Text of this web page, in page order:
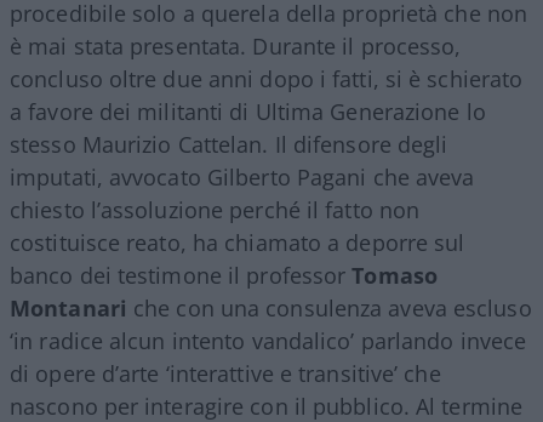
procedibile solo a querela della proprietà che non
è mai stata presentata. Durante il processo,
concluso oltre due anni dopo i fatti, si è schierato
a favore dei militanti di Ultima Generazione lo
stesso Maurizio Cattelan. Il difensore degli
imputati, avvocato Gilberto Pagani che aveva
chiesto l’assoluzione perché il fatto non
costituisce reato, ha chiamato a deporre sul
banco dei testimone il professorTomaso
Montanari che con una consulenza aveva escluso
‘in radice alcun intento vandalico’ parlando invece
di opere d’arte ‘interattive e transitive’ che
nascono per interagire con il pubblico. Al termine